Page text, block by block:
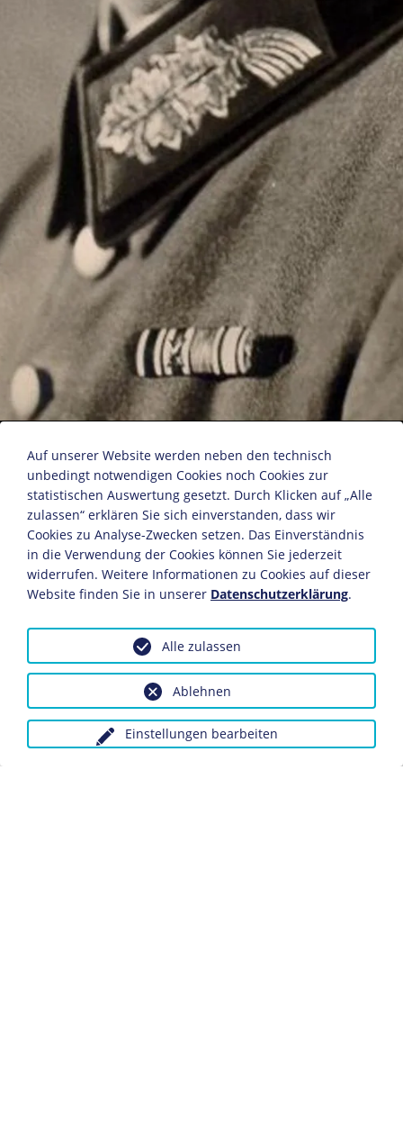
Kurt Daluege
Fotografie: Heinrich Hoffmann (1885-1957)
München, 1933-1937
Fotopostkarte
14,1 x 9 cm
Bildnachweis: Deutsches Historisches Museum,
Berlin
Dieses Objekt ist eingebunden in folgende LeMO-Seite:
Biografie Kurt Daluege
Auf unserer Website werden neben den technisch
unbedingt notwendigen Cookies noch Cookies zur
statistischen Auswertung gesetzt. Durch Klicken auf „Alle
zulassen“ erklären Sie sich einverstanden, dass wir
Cookies zu Analyse-Zwecken setzen. Das Einverständnis
in die Verwendung der Cookies können Sie jederzeit
widerrufen. Weitere Informationen zu Cookies auf dieser
Website finden Sie in unserer Datenschutzerklärung.
Einstellungen bearbeiten
Ablehnen
Alle zulassen